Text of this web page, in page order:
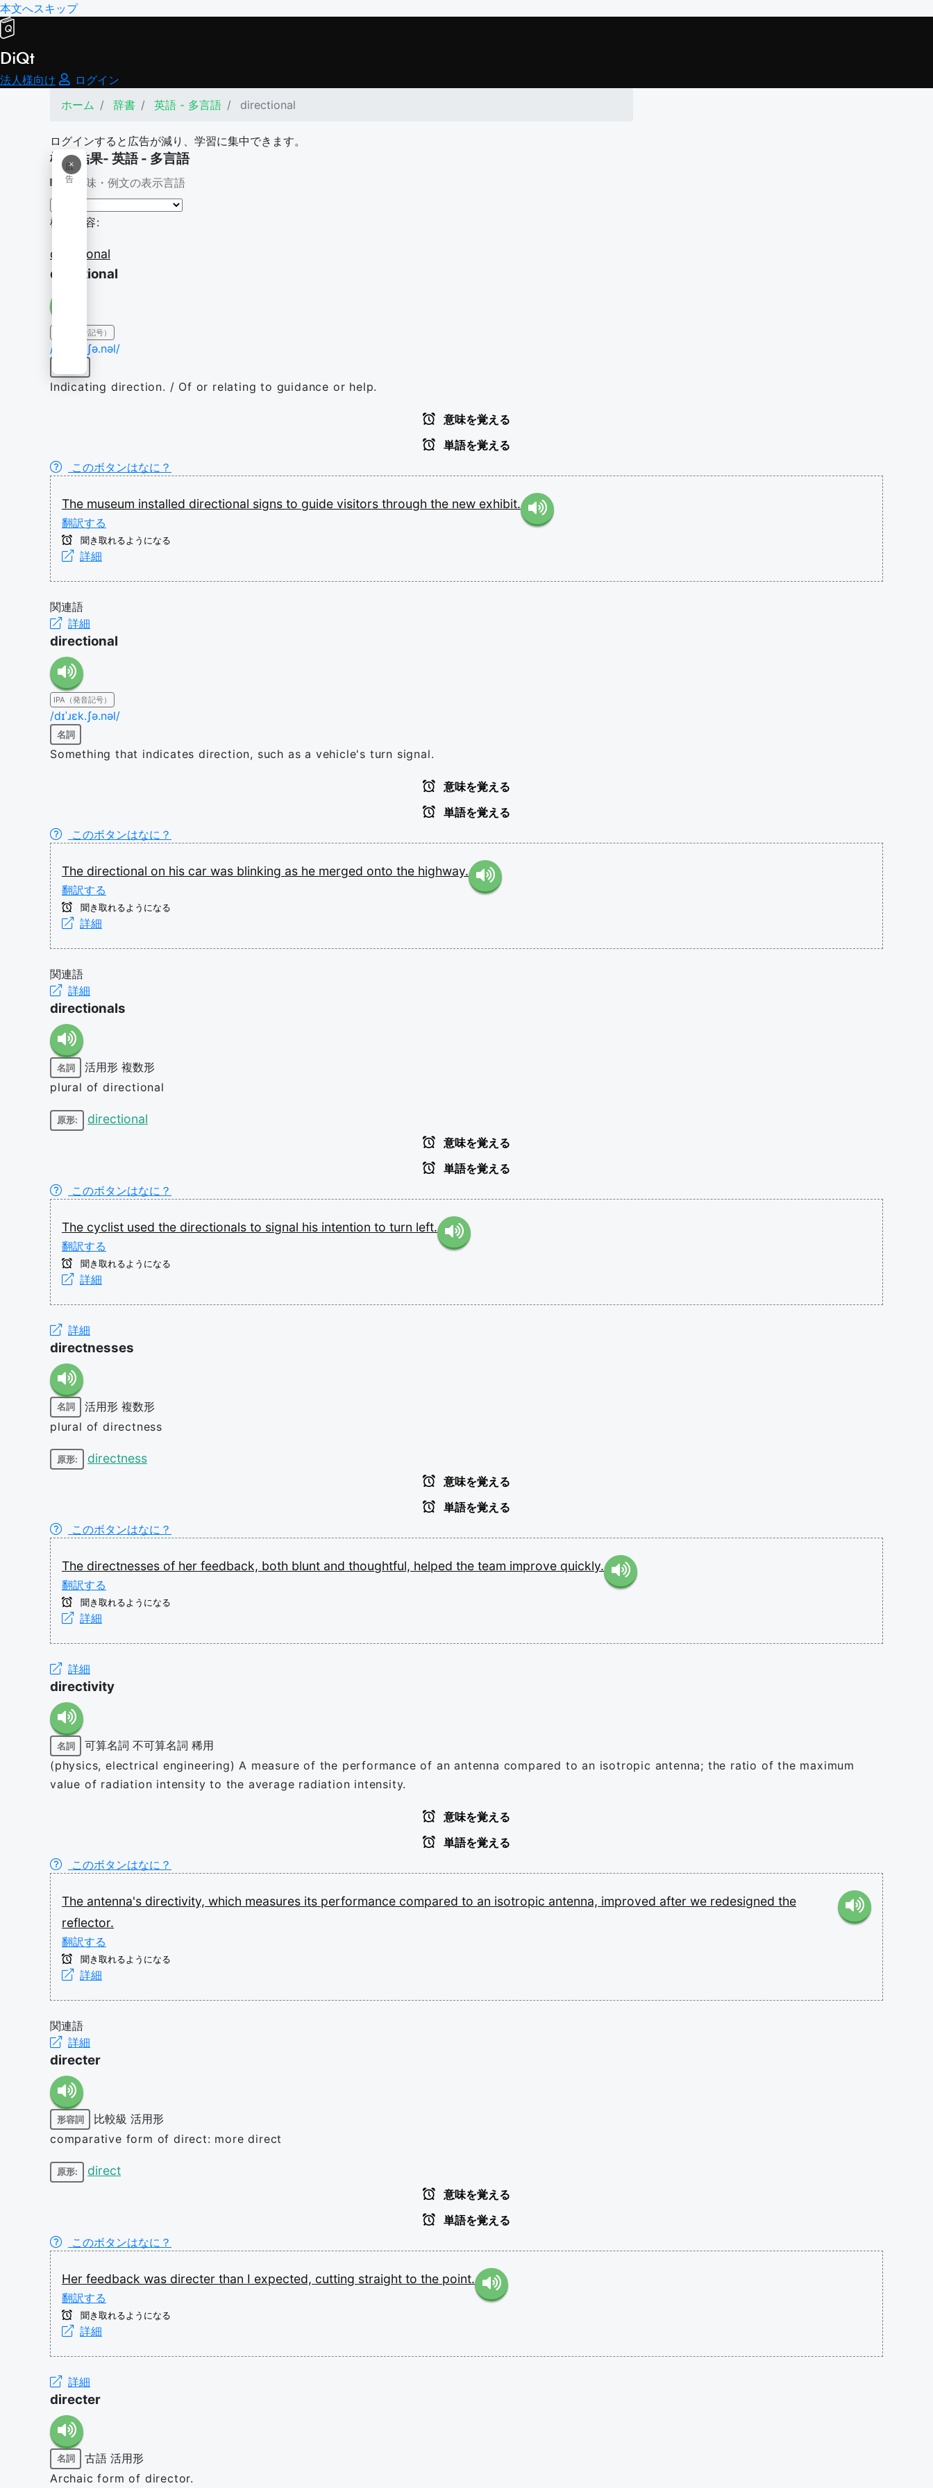
本文へスキップ
DiQt
法人様向け
ログイン
ホーム
辞書 英語 - 多言語 directional
ログインすると広告が減り、学習に集中できます。
×
広
告
検索結果- 英語 - 多言語
意味・例文の表示言語
検索内容:
directional
directional
IPA（発音記号）
/dɪˈɹɛk.ʃə.nəl/
Indicating direction. / Of or relating to guidance or help.
意味を覚える
単語を覚える
このボタンはなに？
The museum installed directional signs to guide visitors through the new exhibit.
翻訳する
聞き取れるようになる
詳細
関連語
詳細
directional
IPA（発音記号）
/dɪˈɹɛk.ʃə.nəl/
名詞
Something that indicates direction, such as a vehicle's turn signal.
意味を覚える
単語を覚える
このボタンはなに？
The directional on his car was blinking as he merged onto the highway.
翻訳する
聞き取れるようになる
詳細
関連語
詳細
directionals
名詞 活用形 複数形
plural of directional
原形: directional
意味を覚える
単語を覚える
このボタンはなに？
The cyclist used the directionals to signal his intention to turn left.
翻訳する
聞き取れるようになる
詳細
詳細
directnesses
名詞 活用形 複数形
plural of directness
原形: directness
意味を覚える
単語を覚える
このボタンはなに？
The directnesses of her feedback, both blunt and thoughtful, helped the team improve quickly.
翻訳する
聞き取れるようになる
詳細
詳細
directivity
名詞 可算名詞 不可算名詞 稀用
(physics, electrical engineering) A measure of the performance of an antenna compared to an isotropic antenna; the ratio of the maximum
value of radiation intensity to the average radiation intensity.
意味を覚える
単語を覚える
このボタンはなに？
The antenna's directivity, which measures its performance compared to an isotropic antenna, improved after we redesigned the
reflector.
翻訳する
聞き取れるようになる
詳細
関連語
詳細
directer
形容詞 比較級 活用形
comparative form of direct: more direct
原形: direct
意味を覚える
単語を覚える
このボタンはなに？
Her feedback was directer than I expected, cutting straight to the point.
翻訳する
聞き取れるようになる
詳細
詳細
directer
名詞 古語 活用形
Archaic form of director.